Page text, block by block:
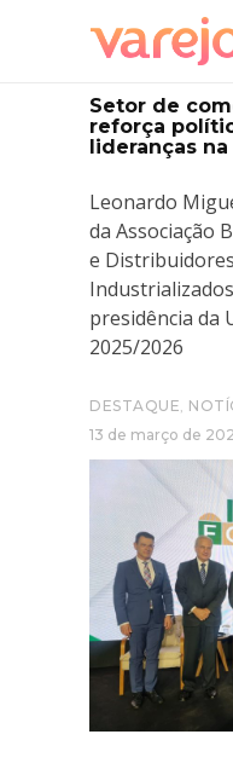
Setor de
reforça
lideranças na
Leonardo
da Associação
e
presidência da
2025/2026
DESTAQUE,
13 de março de